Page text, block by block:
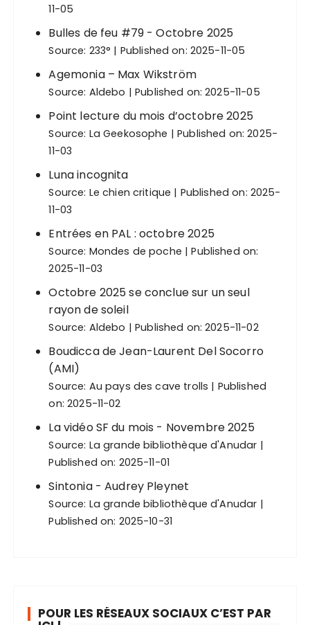
11-05
Bulles de feu #79 - Octobre 2025
Source: 233° Published on: 2025-11-05
Agemonia – Max Wikström
Source: Aldebo Published on: 2025-11-05
Point lecture du mois d’octobre 2025
Source: La Geekosophe
Published on: 2025-
11-03
Luna incognita
Source: Le chien critique
Published on: 2025-
11-03
Entrées en PAL : octobre 2025
Source: Mondes de poche
Published on:
2025-11-03
Octobre 2025 se conclue sur un seul
rayon de soleil
Source: Aldebo Published on: 2025-11-02
Boudicca de Jean-Laurent Del Socorro
(AMI)
Source: Au pays des cave trolls
Published
on: 2025-11-02
La vidéo SF du mois - Novembre 2025
Source: La grande bibliothèque d'Anudar
Published on: 2025-11-01
Sintonia - Audrey Pleynet
Source: La grande bibliothèque d'Anudar
Published on: 2025-10-31
POUR LES RÉSEAUX SOCIAUX C’EST PAR